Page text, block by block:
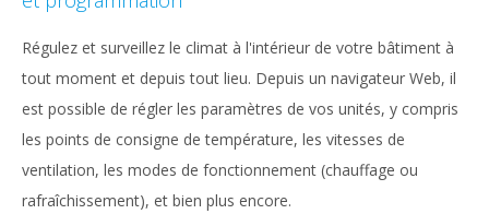
Régulez et surveillez le climat à l'intérieur de votre bâtiment à
tout moment et depuis tout lieu. Depuis un navigateur Web, il
est possible de régler les paramètres de vos unités, y compris
les points de consigne de température, les vitesses de
ventilation, les modes de fonctionnement (chauffage ou
rafraîchissement), et bien plus encore.